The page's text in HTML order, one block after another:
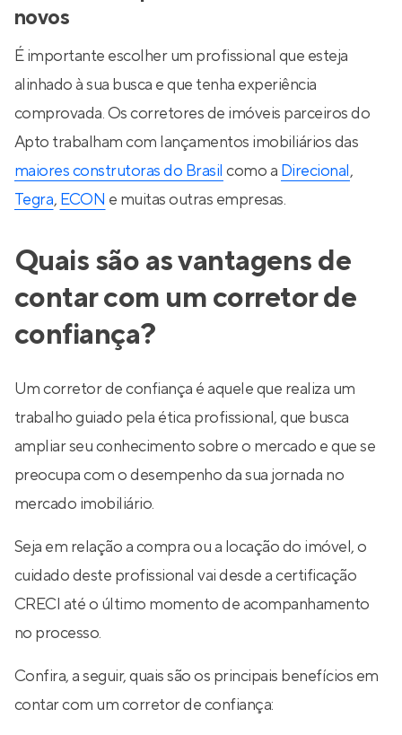
novos
É importante escolher um profissional que esteja
alinhado à sua busca e que tenha experiência
comprovada. Os corretores de imóveis parceiros do
Apto trabalham com lançamentos imobiliários das
maiores construtoras do Brasil como a Direcional,
Tegra, ECON e muitas outras empresas.
Quais são as vantagens de
contar com um corretor de
confiança?
Um corretor de confiança é aquele que realiza um
trabalho guiado pela ética profissional, que busca
ampliar seu conhecimento sobre o mercado e que se
preocupa com o desempenho da sua jornada no
mercado imobiliário.
Seja em relação a compra ou a locação do imóvel, o
cuidado deste profissional vai desde a certificação
CRECI até o último momento de acompanhamento
no processo.
Confira, a seguir, quais são os principais benefícios em
contar com um corretor de confiança: